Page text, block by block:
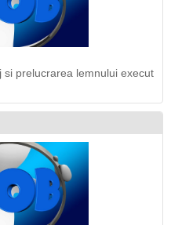
prelucrarea lemnului execut